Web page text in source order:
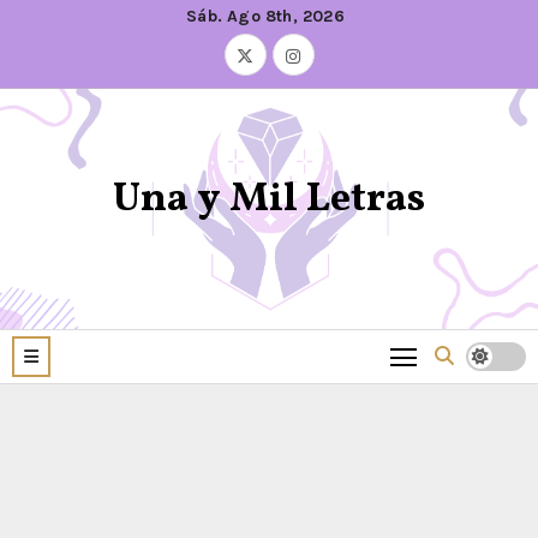
Sáb. Ago 8th, 2026
Una y Mil Letras